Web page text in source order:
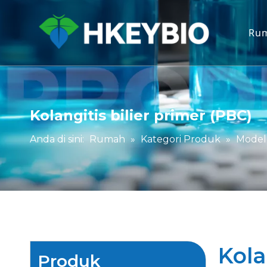
Kolangitis bilier primer (PBC)
Anda di sini: Rumah » Kategori Produk »
Produk